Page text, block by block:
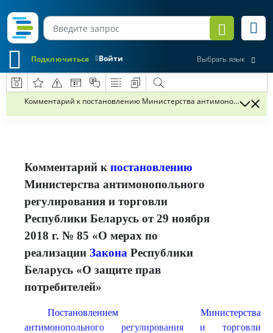
Войти
Подключиться Выбрать язык
Комментарий к постановлению Министерства антимонопольного
Комментарий к постановлению
Министерства антимонопольного
регулирования и торговли
Республики Беларусь от 29 ноября
2018 г. № 85 «О мерах по
реализации Закона Республики
Беларусь «О защите прав
потребителей»
Постановлением Министерства
антимонопольного регулирования и торговли